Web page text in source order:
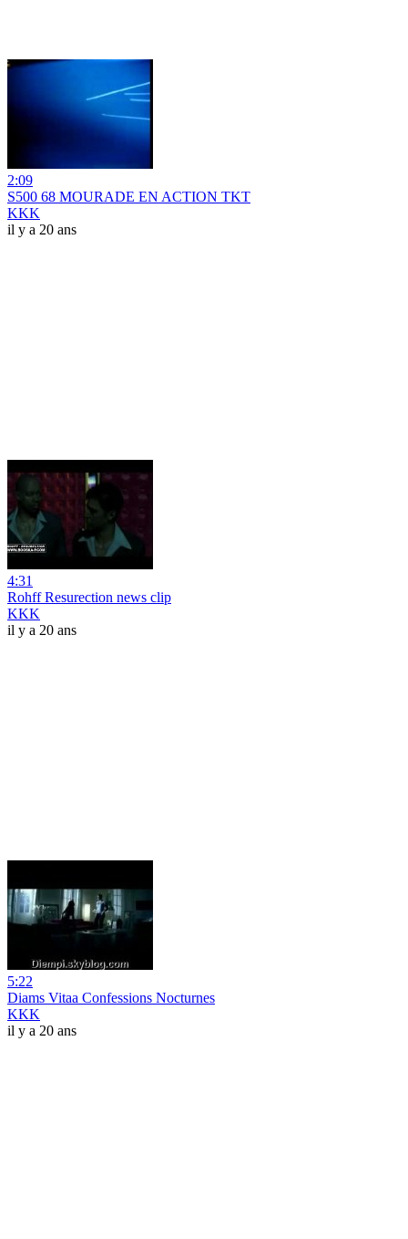
2:09
S500 68 MOURADE EN ACTION TKT
KKK
il y a 20 ans
4:31
Rohff Resurection news clip
KKK
il y a 20 ans
5:22
Diams Vitaa Confessions Nocturnes
KKK
il y a 20 ans